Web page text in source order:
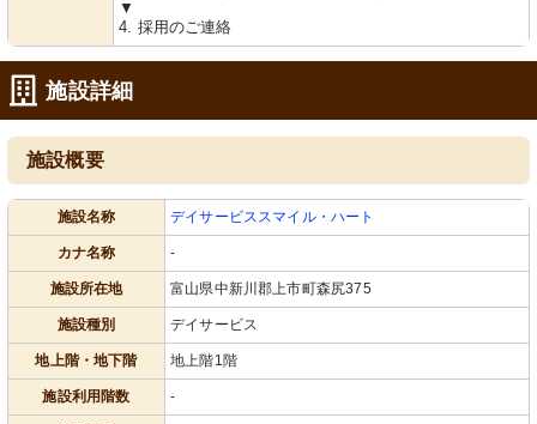
▼
4. 採用のご連絡
施設詳細
施設概要
施設名称 デイサービススマイル・ハート
カナ名称 -
施設所在地 富山県中新川郡上市町森尻375
施設種別 デイサービス
地上階・地下階 地上階1階
施設利用階数 -